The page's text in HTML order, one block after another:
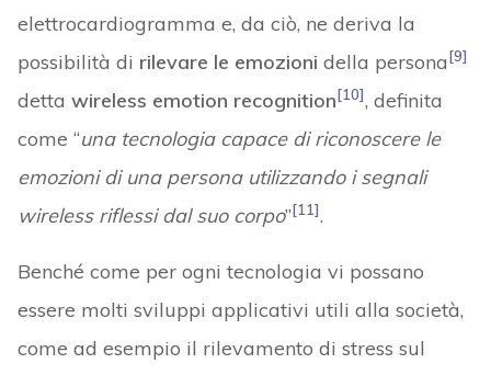
elettrocardiogramma e, da ciò, ne deriva la
possibilità di rilevare le emozioni della persona[9]
detta wireless emotion recognition[10], definita
come “una tecnologia capace di riconoscere le
emozioni di una persona utilizzando i segnali
wireless riflessi dal suo corpo”[11].
Benché come per ogni tecnologia vi possano
essere molti sviluppi applicativi utili alla società,
come ad esempio il rilevamento di stress sul